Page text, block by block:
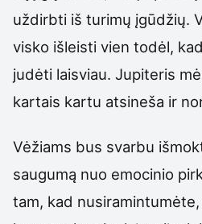
uždirbti iš turimų įgūdžių.
visko išleisti vien todėl,
judėti laisviau. Jupiteris
kartais kartu atsineša ir
Vėžiams bus svarbu
saugumą nuo emocinio
tam, kad